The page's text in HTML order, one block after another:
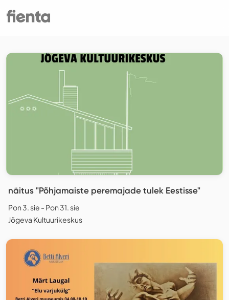
näitus "Põhjamaiste peremajade tulek Eestisse"
Pon 3. sie - Pon 31. sie
Jõgeva Kultuurikeskus